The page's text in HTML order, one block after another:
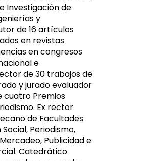
Investigación de
y
de 16 artículos
en revistas
en congresos
e
de 30 trabajos de
y jurado evaluador
cuatro Premios
Ex rector
de Facultades
Periodismo,
Publicidad e
Catedrático